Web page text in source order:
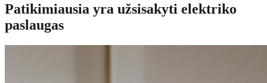
Patikimiausia yra užsisakyti elektriko
paslaugas